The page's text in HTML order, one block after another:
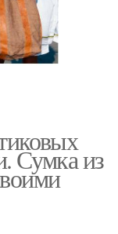
Сумка из